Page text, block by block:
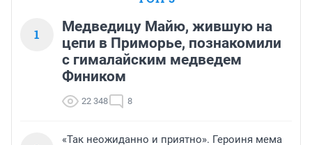
1
Медведицу Майю, жившую на
цепи в Приморье, познакомили
с гималайским медведем
Фиником
22 348 8
«Так неожиданно и приятно». Героиня мема